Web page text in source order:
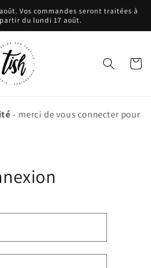
Vos commandes seront traitées à
du lundi 17 août.
Panier
- merci de vous connecter pour